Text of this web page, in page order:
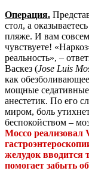
Операция.
стол, а
пляже. И вам
чувствуете!
реальность», –
Васкез (Jose Luis
как
мощные
анестетик. По его
миром, боль
беспокойством –
Моссо реализовал
желудок вводится
помогает забыть